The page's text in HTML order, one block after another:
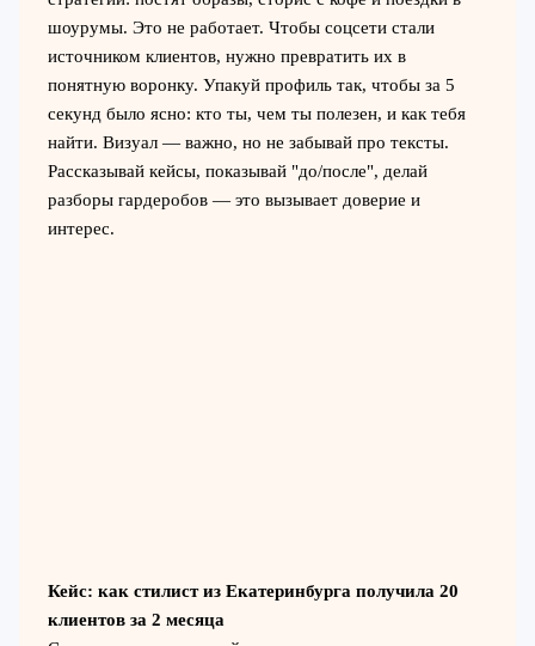
шоурумы. Это не работает. Чтобы соцсети стали
источником клиентов, нужно превратить их в
понятную воронку. Упакуй профиль так, чтобы за 5
секунд было ясно: кто ты, чем ты полезен, и как тебя
найти. Визуал — важно, но не забывай про тексты.
Рассказывай кейсы, показывай "до/после", делай
разборы гардеробов — это вызывает доверие и
интерес.
Кейс: как стилист из Екатеринбурга получила 20
клиентов за 2 месяца